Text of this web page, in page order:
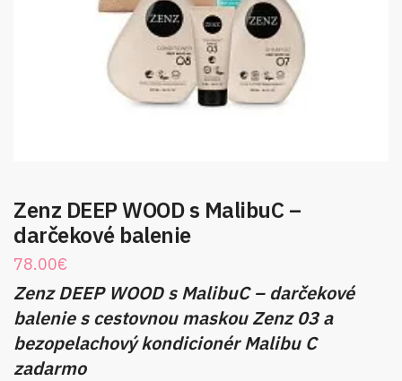
Zenz DEEP WOOD s MalibuC –
darčekové balenie
78.00€
Zenz DEEP WOOD s MalibuC – darčekové
balenie s cestovnou maskou Zenz 03 a
bezopelachový kondicionér Malibu C
zadarmo